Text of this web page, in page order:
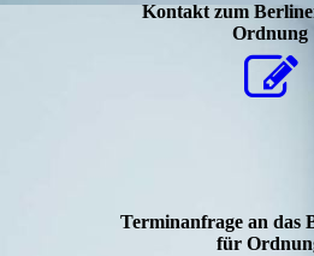
Kontakt zum
Ordnung
Terminanfrage an das
für